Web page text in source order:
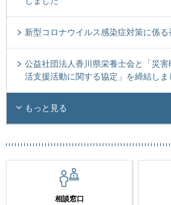
新型コロナウイルス感染症対策に係
公益社団法人香川県栄養士会と「災
活支援活動に関する協定」を締結しま
もっと見る
相談窓口